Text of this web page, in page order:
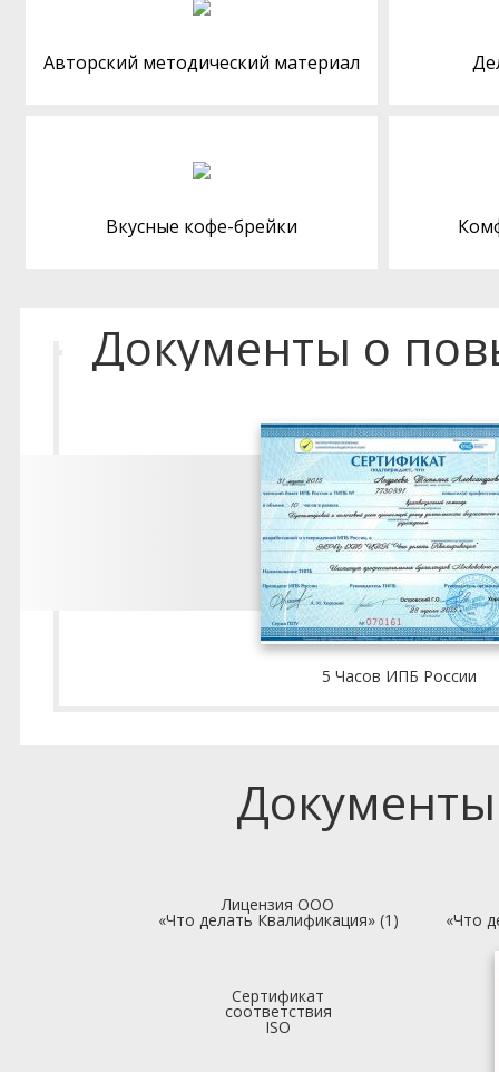
Авторский методический материал
Вкусные кофе-брейки
Документы о
5 Часов ИПБ России
Лицензия ООО
«Что делать Квалификация» (1) «Что
Сертификат
соответствия
ISO